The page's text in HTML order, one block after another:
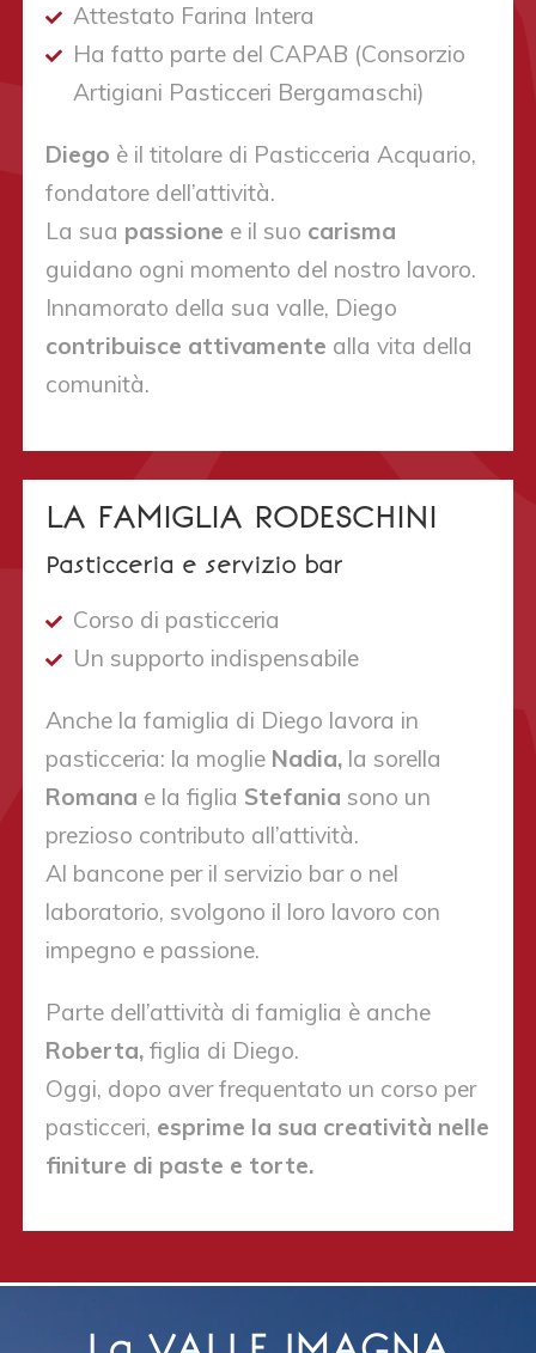
Attestato Farina Intera
Ha fatto parte del CAPAB (Consorzio
Artigiani Pasticceri Bergamaschi)
Diego è il titolare di Pasticceria Acquario,
fondatore dell’attività.
La sua passione e il suo carisma
guidano ogni momento del nostro lavoro.
Innamorato della sua valle, Diego
contribuisce attivamente alla vita della
comunità.
LA FAMIGLIA RODESCHINI
Pasticceria e servizio bar
Corso di pasticceria
Un supporto indispensabile
Anche la famiglia di Diego lavora in
pasticceria: la moglie Nadia, la sorella
Romana e la figlia Stefania sono un
prezioso contributo all’attività.
Al bancone per il servizio bar o nel
laboratorio, svolgono il loro lavoro con
impegno e passione.
Parte dell’attività di famiglia è anche
Roberta, figlia di Diego.
Oggi, dopo aver frequentato un corso per
pasticceri, esprime la sua creatività nelle
finiture di paste e torte.